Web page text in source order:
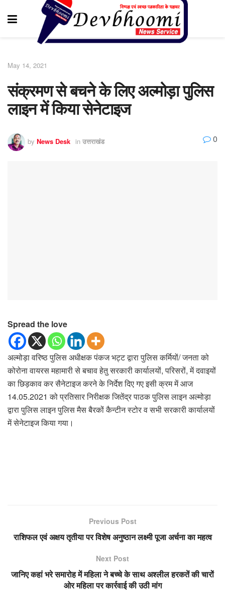
May 14, 2021
संक्रमण से बचने के लिए अल्मोड़ा पुलिस
लाइन में किया सेनेटाइज
by News Desk in उत्तराखंड 0
Spread the love
अल्मोड़ा वरिष्ठ पुलिस अधीक्षक पंकज भट्ट द्वारा पुलिस कर्मियों/ जनता को
कोरोना वायरस महामारी से बचाव हेतु सरकारी कार्यालयों, परिसरों, में दवाइयों
का छिड़काव कर सैनेटाइज करने के निर्देश दिए गए इसी क्रम में आज
14.05.2021 को प्रतिसार निरीक्षक जितेंद्र पाठक पुलिस लाइन अल्मोड़ा
द्वारा पुलिस लाइन पुलिस मैस बैरकों कैन्टीन स्टोर व सभी सरकारी कार्यालयों
में सेनेटाइज किया गया।
Previous Post
राशिफल एवं अक्षय तृतीया पर विशेष अनुष्ठान लक्ष्मी पूजा अर्चना का महत्व
Next Post
जानिए कहां भरे समारोह में महिला ने बच्चे के साथ अश्लील हरकतें की चारों
ओर महिला पर कार्रवाई की उठी मांग